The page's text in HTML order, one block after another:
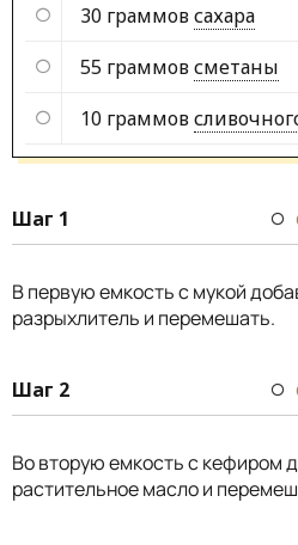
30 граммовсахара
55 граммовсметаны
10 граммов
Шаг 1
В первую емкость с мукой
разрыхлитель и перемешать.
Шаг 2
Во вторую емкость с кефиром
растительное масло и